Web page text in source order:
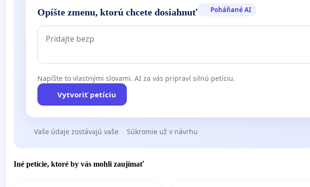
Opíšte zmenu, ktorú chcete dosiahnuť Poháňané AI
Napíšte to vlastnými slovami. AI za vás pripraví silnú petíciu.
Vytvoriť petíciu
Vaše údaje zostávajú vaše Súkromie už v návrhu
Iné petície, ktoré by vás mohli zaujímať